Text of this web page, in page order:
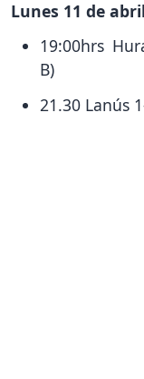
Lunes 11 de abril
19:00hrs
B)
21.30 Lanús